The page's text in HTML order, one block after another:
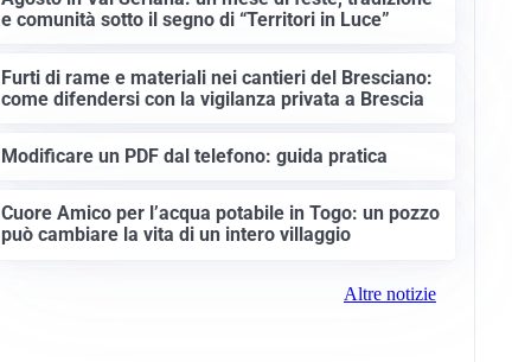
e comunità sotto il segno di “Territori in Luce”
Furti di rame e materiali nei cantieri del Bresciano:
come difendersi con la vigilanza privata a Brescia
Modificare un PDF dal telefono: guida pratica
Cuore Amico per l’acqua potabile in Togo: un pozzo
può cambiare la vita di un intero villaggio
Altre notizie